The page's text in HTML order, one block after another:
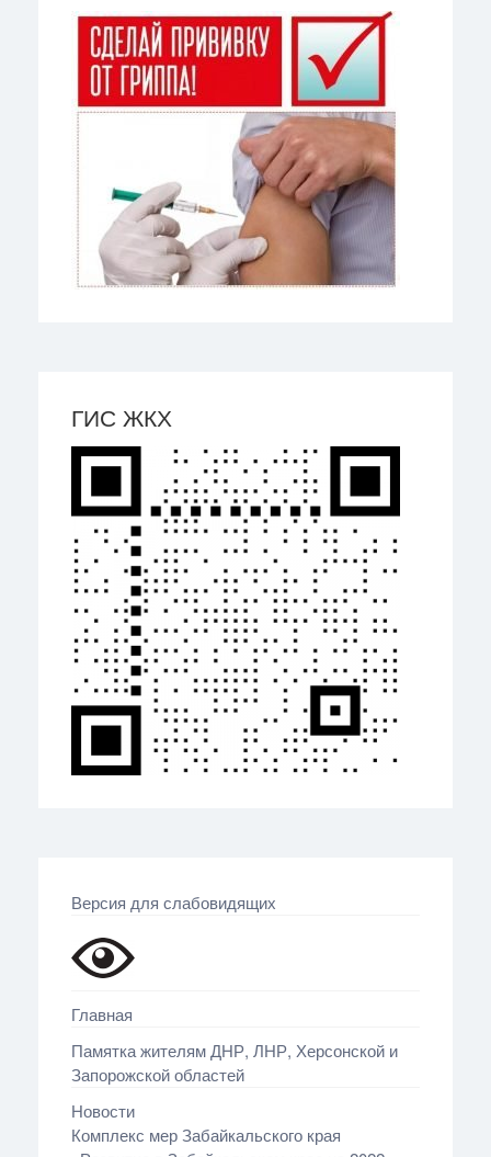
ГИС ЖКХ
Версия для слабовидящих
Главная
Памятка жителям ДНР, ЛНР, Херсонской и
Запорожской областей
Новости
Комплекс мер Забайкальского края